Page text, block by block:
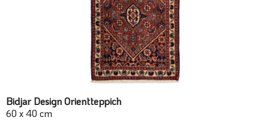
Bidjar Design Orientteppich
60 x 40 cm